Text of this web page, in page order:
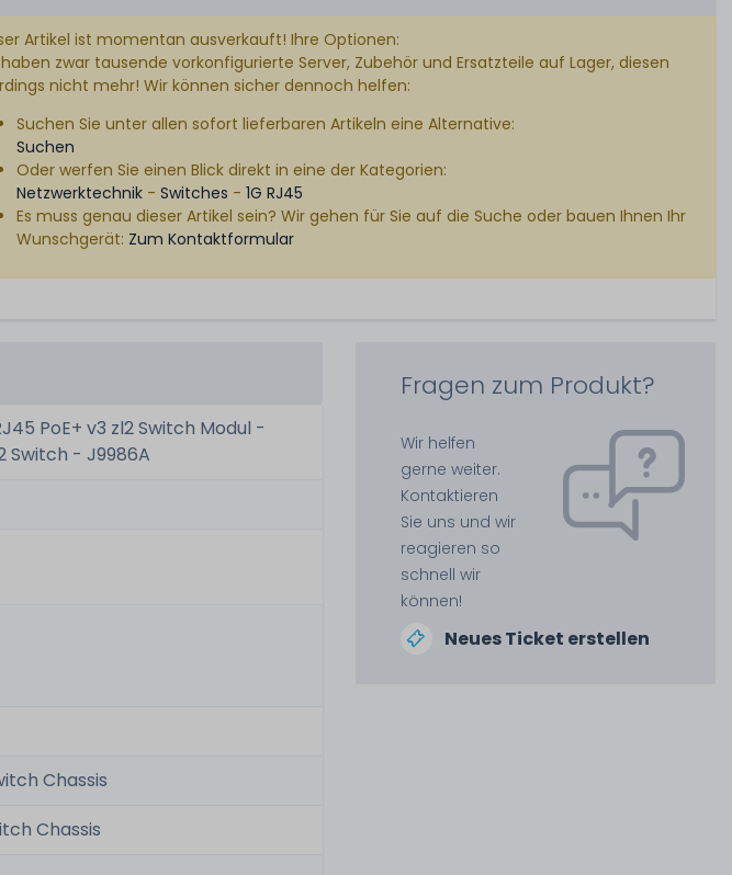
Artikel ist momentan ausverkauft! Ihre Optionen:
zwar tausende vorkonfigurierte Server, Zubehör und Ersatzteile auf Lager, diesen
nicht mehr! Wir können sicher dennoch helfen:
Suchen Sie unter allen sofort lieferbaren Artikeln eine Alternative:
Suchen
Oder werfen Sie einen Blick direkt in eine der Kategorien:
Netzwerktechnik -Switches -1G RJ45
Es muss genau dieser Artikel sein? Wir gehen für Sie auf die Suche oder bauen Ihnen Ihr
Wunschgerät: Zum Kontaktformular
PoE+ v3 zl2 Switch Modul -
Switch - J9986A
Chassis
Chassis
Fragen zum Produkt?
Wir helfen
gerne weiter.
Kontaktieren
Sie uns und wir
reagieren so
schnell wir
können!
Neues Ticket erstellen